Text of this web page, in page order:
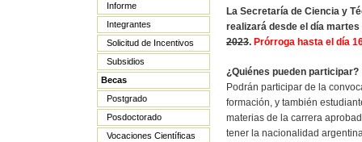
Informe
Integrantes
Solicitud de Incentivos
Subsidios
Becas
Postgrado
Posdoctorado
Vocaciones Científicas
La Secretaría de Ciencia y
realizará desde el día
2023. Prórroga hasta el día
¿Quiénes pueden participar?
Podrán participar de la
formación, y también
materias de la carrera
tener la nacionalidad